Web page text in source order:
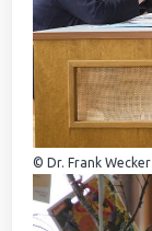
© Dr. Frank Wecker